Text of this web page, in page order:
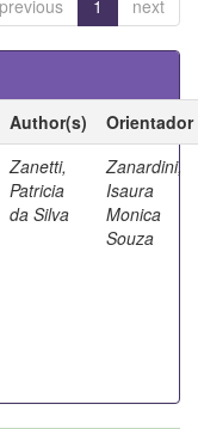
previous 1 next
Author(s)
Orientador
Zanetti,
Patricia
da Silva
Zanardini,
Isaura
Monica
Souza